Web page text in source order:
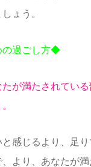
ょう。
の過ごし方◆
が満たされている
感じるより、足
より、あなたが満